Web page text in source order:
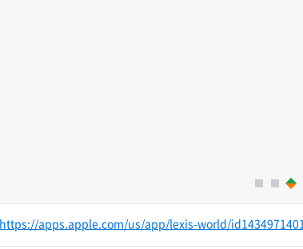
1 2
3
https://apps.apple.com/us/app/lexis-world/id1434971401